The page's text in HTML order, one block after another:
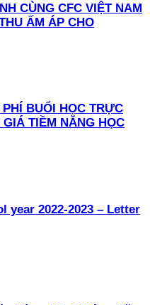
CÙNG CFC VIỆT NAM
ẤM ÁP CHO
BUỔI HỌC TRỰC
TIỀM NĂNG HỌC
year 2022-2023 – Letter